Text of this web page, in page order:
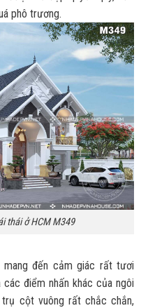
phô trương.
thái ở HCM M349
đến cảm giác rất tươi
điểm nhấn khác của ngôi
cột vuông rất chắc chắn,